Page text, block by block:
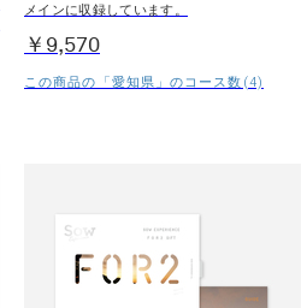
メインに収録しています。
￥9,570
この商品の「愛知県」のコース数(4)